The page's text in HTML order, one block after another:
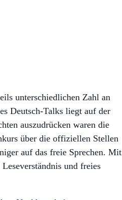
unterschiedlichen Zahl an
Deutsch-Talks liegt auf der
auszudrücken waren die
über die offiziellen Stellen
auf das freie Sprechen. Mit
und freies